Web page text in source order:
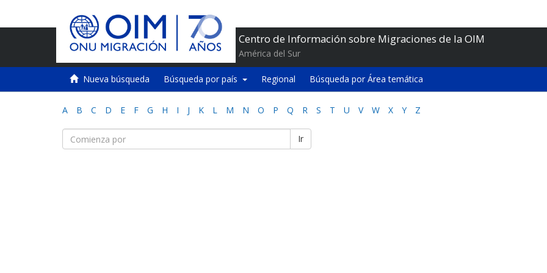
Centro de Información sobre Migraciones de la OIM
América del Sur
Nueva búsqueda Búsqueda por país Regional Búsqueda por Área temática
A B C D E F G H I J K L M N O P Q R S T U V W X Y Z
Ir